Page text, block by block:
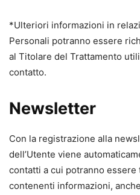
*Ulteriori informazioni in
Personali potranno essere
al Titolare del Trattamento
contatto.
Newsletter
Con la registrazione alla
dell’Utente viene
contatti a cui potranno essere
contenenti informazioni,